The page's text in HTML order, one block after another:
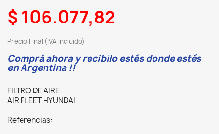
$ 106.077,82
Precio Final (IVA incluido)
Comprá ahora y recibilo estés donde estés
en Argentina !!
FILTRO DE AIRE
AIR FLEET HYUNDAI
Referencias: